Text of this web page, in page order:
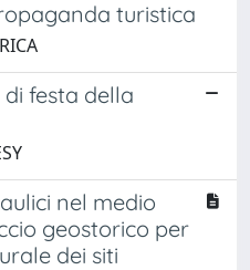
turistica
festa della
nel medio
geostorico per
dei siti